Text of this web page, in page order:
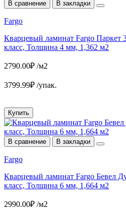
В сравнение В закладки
Fargo
Кварцевый ламинат Fargo Паркет
класс, Толщина 4 мм, 1,362 м2
2790.00₽ /м2
3799.99₽ /упак.
Купить
В сравнение В закладки
Fargo
Кварцевый ламинат Fargo Бевел
класс, Толщина 6 мм, 1,664 м2
2990.00₽ /м2